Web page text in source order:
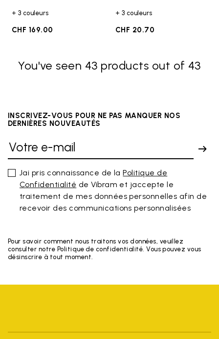
+ 3 couleurs
CHF 169.00
+ 3 couleurs
CHF 20.70
You've seen 43 products out of 43
INSCRIVEZ-VOUS POUR NE PAS MANQUER NOS
DERNIÈRES NOUVEAUTÉS
Jai pris connaissance de laPolitique de
Confidentialité de Vibram et jaccepte le
traitement de mes données personnelles afin de
recevoir des communications personnalisées
Pour savoir comment nous traitons vos données, veuillez
consulter notre Politique de confidentialité. Vous pouvez vous
désinscrire à tout moment.